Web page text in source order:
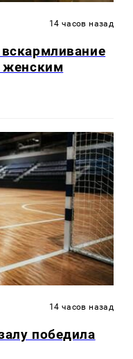
14 часов назад
женским
14 часов назад
победила